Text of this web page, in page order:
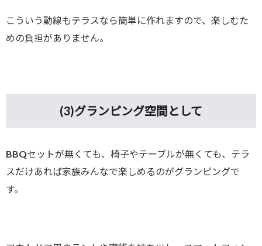
こういう動線もテラスなら簡単に作れますので、楽しむた
めの負担がありません。
(3)グランピング空間として
BBQセットが無くても、椅子やテーブルが無くても、テラ
スだけあれば家族みんなで楽しめるのがグランピングで
す。